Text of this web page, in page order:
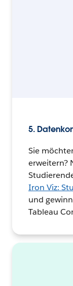
5.
Sie
erweitern?
Iron Viz:
und
Tableau